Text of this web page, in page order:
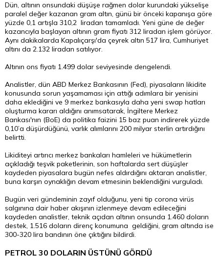
Dün, altının onsundaki düşüşe rağmen dolar kurundaki yükselişe
paralel değer kazanan gram altın, günü bir önceki kapanışa göre
yüzde 0,1 artışla 310,2 liradan tamamladı. Yeni güne de değer
kazancıyla başlayan altının gram fiyatı 312 liradan işlem görüyor.
Aynı dakikalarda Kapalıçarşı'da çeyrek altın 517 lira, Cumhuriyet
altını da 2.132 liradan satılıyor.
Altının ons fiyatı 1.499 dolar seviyesinde dengelendi.
Analistler, dün ABD Merkez Bankasının (Fed), piyasaların likidite
konusunda sorun yaşamaması için attığı adımlara bir yenisini
daha eklediğini ve 9 merkez bankasıyla daha yeni swap hatları
oluşturma kararı aldığını anımsatarak, İngiltere Merkez
Bankası'nın (BoE) da politika faizini 15 baz puan indirerek yüzde
0,10’a düşürdüğünü, varlık alımlarını 200 milyar sterlin artırdığını
belirtti.
Likiditeyi artırıcı merkez bankaları hamleleri ve hükümetlerin
açıkladığı teşvik paketlerinin, son haftalarda sert düşüşler
kaydeden piyasalara bugün nefes aldırdığını aktaran analistler,
buna karşın oynaklığın devam etmesinin beklendiğini vurguladı.
Bugün veri gündeminin zayıf olduğunu, yeni tip corona virüs
salgınına dair haber akışının izlenmeye devam edileceğini
kaydeden analistler, teknik açıdan altının onsunda 1.460 doların
destek, 1.516 doların direnç konumuna geldiğini, gram altında ise
300-320 lira bandının öne çıktığını bildirdi.
PETROL 30 DOLARIN ÜSTÜNÜ GÖRDÜ